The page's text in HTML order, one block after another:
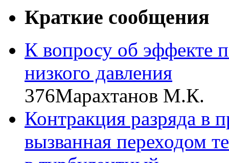
Краткие сообщения
К вопросу об эффекте
низкого давления
376Марахтанов М.К.
Контракция разряда в
вызванная переходом